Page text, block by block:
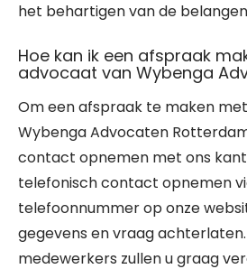
het behartigen van de
Hoe kan ik een afspraak
advocaat van Wybenga
Om een afspraak te maken
Wybenga Advocaten
contact opnemen met ons
telefonisch contact opnemen
telefoonnummer op onze
gegevens en vraag
medewerkers zullen u graag